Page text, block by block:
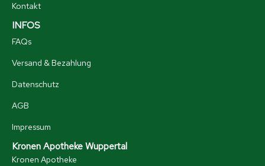
Kontakt
INFOS
FAQs
Versand & Bezahlung
Datenschutz
AGB
Impressum
Kronen Apotheke Wuppertal
Kronen Apotheke